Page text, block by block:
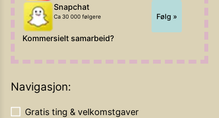
Snapchat
Ca 30 000 følgere Følg »
Kommersielt samarbeid?
Navigasjon:
Gratis ting & velkomstgaver